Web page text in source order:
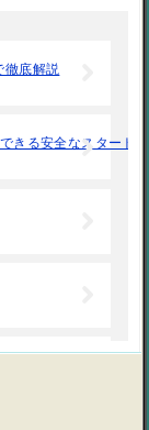
徹底解説
きる安全なスタート